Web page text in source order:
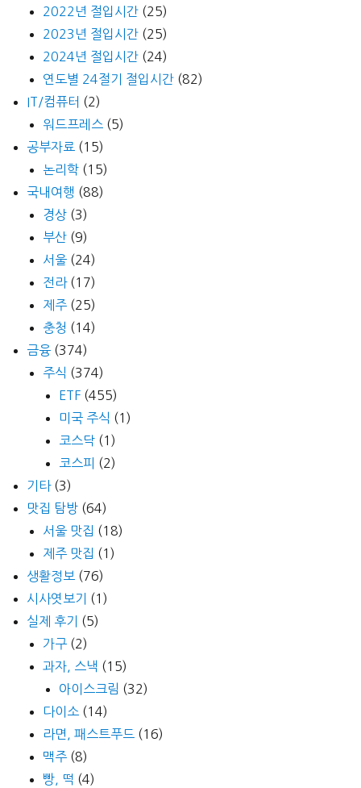
2022년 절입시간 (25)
2023년 절입시간 (25)
2024년 절입시간 (24)
연도별 24절기 절입시간 (82)
IT/컴퓨터 (2)
워드프레스 (5)
공부자료 (15)
논리학 (15)
국내여행 (88)
경상 (3)
부산 (9)
서울 (24)
전라(17)
제주 (25)
충청 (14)
금융 (374)
주식 (374)
ETF (455)
미국 주식 (1)
코스닥 (1)
코스피 (2)
기타(3)
맛집 탐방 (64)
서울 맛집 (18)
제주 맛집 (1)
생활정보 (76)
시사엿보기
(1)
실제 후기
(5)
가구 (2)
과자, 스낵 (15)
아이스크림 (32)
다이소 (14)
라면, 패스트푸드 (16)
맥주 (8)
빵, 떡 (4)